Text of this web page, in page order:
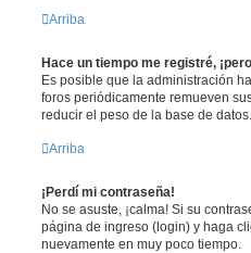
Arriba
Hace un tiempo me registré,
Es posible que la administración
foros periódicamente remueven
reducir el peso de la base de
Arriba
¡Perdí mi contraseña!
No se asuste, ¡calma! Si su
página de ingreso (login) y haga
nuevamente en muy poco tiempo.